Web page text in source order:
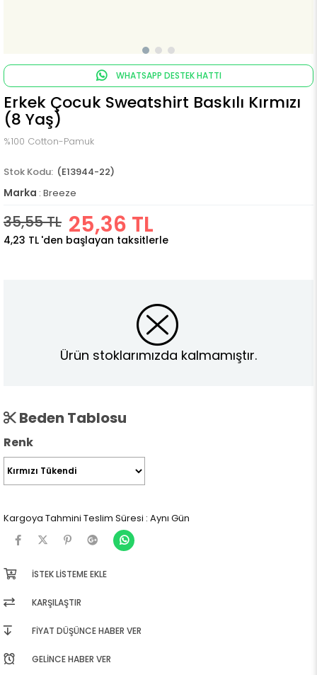
WHATSAPP DESTEK HATTI
Erkek Çocuk Sweatshirt Baskılı Kırmızı
(8 Yaş)
%100 Cotton-Pamuk
(E13944-22)
Marka : Breeze
35,55 TL 25,36 TL
4,23 TL 'den başlayan taksitlerle
Ürün stoklarımızda kalmamıştır.
Beden Tablosu
Renk
Kargoya Tahmini Teslim Süresi : Aynı Gün
İSTEK LISTEME EKLE
KARŞILAŞTIR
FIYAT DÜŞÜNCE HABER VER
GELINCE HABER VER